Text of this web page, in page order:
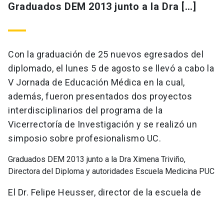
Graduados DEM 2013 junto a la Dra […]
Con la graduación de 25 nuevos egresados del
diplomado, el lunes 5 de agosto se llevó a cabo la
V Jornada de Educación Médica en la cual,
además, fueron presentados dos proyectos
interdisciplinarios del programa de la
Vicerrectoría de Investigación y se realizó un
simposio sobre profesionalismo UC.
Graduados DEM 2013 junto a la Dra Ximena Triviño,
Directora del Diploma y autoridades Escuela Medicina PUC
El Dr. Felipe Heusser, director de la escuela de